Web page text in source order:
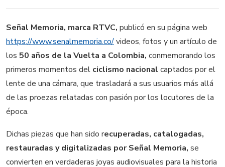
Señal Memoria, marca RTVC, publicó en su página web
https://www.senalmemoria.co/videos, fotos y un artículo de
los 50 años de la Vuelta a Colombia, conmemorando los
primeros momentos del ciclismo nacional captados por el
lente de una cámara, que trasladará a sus usuarios más allá
de las proezas relatadas con pasión por los locutores de la
época.
Dichas piezas que han sido recuperadas, catalogadas,
restauradas y digitalizadas por Señal Memoria, se
convierten en verdaderas joyas audiovisuales para la historia